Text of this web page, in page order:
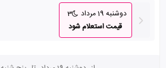
دوشنبه 19 مرداد
3
قیمت استعلام شود